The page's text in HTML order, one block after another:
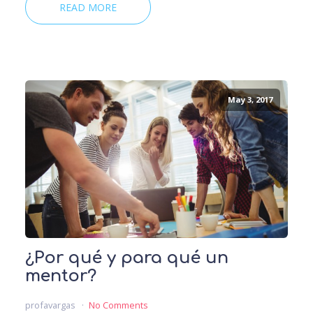
READ MORE
May 3, 2017
¿Por qué y para qué un
mentor?
profavargas No Comments